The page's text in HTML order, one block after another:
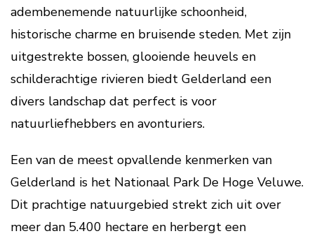
adembenemende natuurlijke schoonheid,
historische charme en bruisende steden. Met zijn
uitgestrekte bossen, glooiende heuvels en
schilderachtige rivieren biedt Gelderland een
divers landschap dat perfect is voor
natuurliefhebbers en avonturiers.
Een van de meest opvallende kenmerken van
Gelderland is het Nationaal Park De Hoge Veluwe.
Dit prachtige natuurgebied strekt zich uit over
meer dan 5.400 hectare en herbergt een